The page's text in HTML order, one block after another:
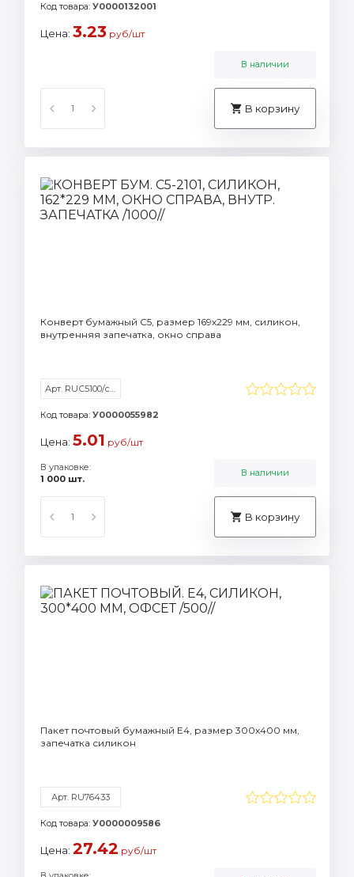
Код товара: У0000132001
Цена: 3.23 руб/шт
В наличии
В корзину
Конверт бумажный C5, размер 169х229 мм, силикон,
внутренняя запечатка, окно справа
Арт. RUС5100/с/внутр
Код товара: У0000055982
Цена: 5.01 руб/шт
В упаковке:
1 000 шт.
В наличии
В корзину
Пакет почтовый бумажный Е4, размер 300х400 мм,
запечатка силикон
Арт. RU76433
Код товара: У0000009586
Цена: 27.42 руб/шт